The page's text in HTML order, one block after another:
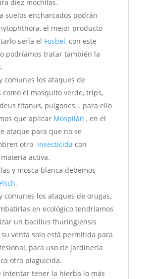
diez mochilas.
suelos encharcados podrán
el mejor producto
sería el Fosbel, con este
podríamos tratar también la
comunes los ataques de
como el mosquito verde, trips,
titanus, pulgones… para ello
que aplicar Mospilán , en el
ataque para que no se
otro insecticida con
activa.
y mosca blanca debemos
Pitch.
comunes los ataques de orugas,
en ecológico tendríamos
un bacillus thuringiensis
venta solo está permitida para
para uso de jardinería
otro plaguicida.
intentar tener la hierba lo más